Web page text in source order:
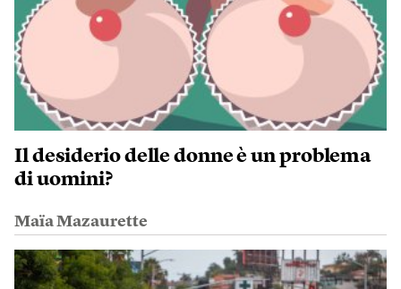
Il desiderio delle donne è un problema
di uomini?
Maïa Mazaurette